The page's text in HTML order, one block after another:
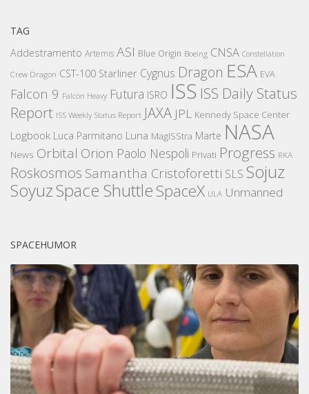
TAG
Addestramento Artemis ASI Blue Origin Boeing CNSA Constellation
Crew Dragon CST-100 Starliner Cygnus Dragon ESA EVA
Falcon 9 Falcon Heavy Futura ISRO ISS ISS Daily Status
Report ISS Weekly Status Report JAXA JPL Kennedy Space Center
Logbook Luca Parmitano Luna MagISStra Marte NASA
News Orbital Orion Paolo Nespoli Privati Progress RKA
Roskosmos Samantha Cristoforetti SLS Sojuz
SoyuzSpace ShuttleSpaceX ULA Unmanned
SPACEHUMOR